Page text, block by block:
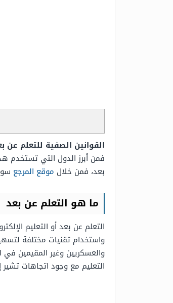
القوانين الصفية للتعلم عن بعد
فمن أبرز الدول التي تستخدم
بعد، فمن خلال موقع المرجع
ما هو التعلم عن بعد
التعلم عن بعد أو التعليم
واستخدام تقنيات مختلفة
والعسكريين وغير المقيمين في
التعليم مع وجود اتجاهات تشير